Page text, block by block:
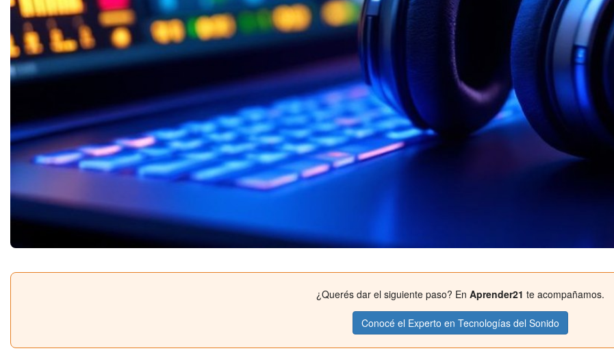
¿Querés dar el siguiente paso? En Aprender21 te acompañamos.
Conocé el Experto en Tecnologías del Sonido